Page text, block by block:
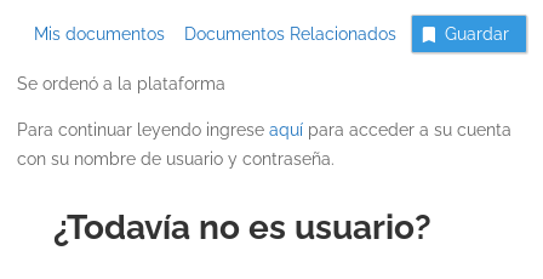
Mis documentos Documentos Relacionados Guardar
Se ordenó a la plataforma
Para continuar leyendo ingrese aquípara acceder a su cuenta
con su nombre de usuario y contraseña.
¿Todavía no es usuario?